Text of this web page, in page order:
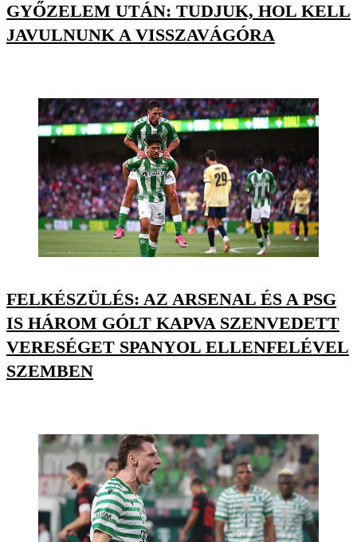
GYŐZELEM UTÁN: TUDJUK, HOL KELL
JAVULNUNK A VISSZAVÁGÓRA
FELKÉSZÜLÉS: AZ ARSENAL ÉS A PSG
IS HÁROM GÓLT KAPVA SZENVEDETT
VERESÉGET SPANYOL ELLENFELÉVEL
SZEMBEN